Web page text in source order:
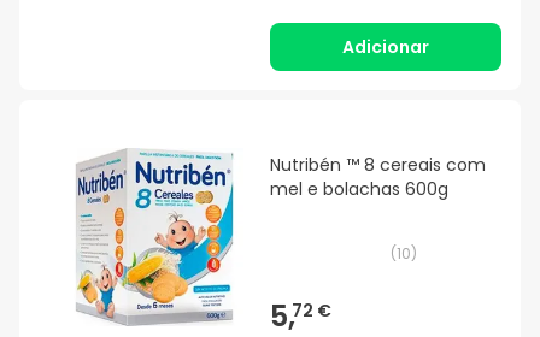
Adicionar
Nutribén ™ 8 cereais com
mel e bolachas 600g
(10)
5,72 €